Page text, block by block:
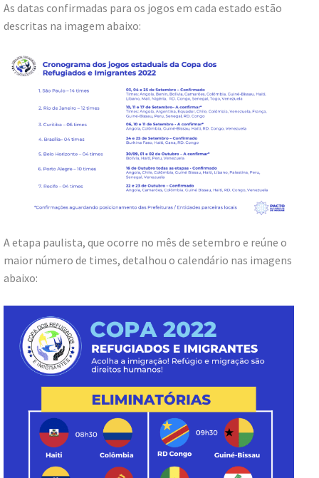
As datas confirmadas para os jogos em cada estado estão
descritas na imagem abaixo:
A etapa paulista, que ocorre no mês de setembro e reúne o
maior número de times, detalhou o calendário nas imagens
abaixo: